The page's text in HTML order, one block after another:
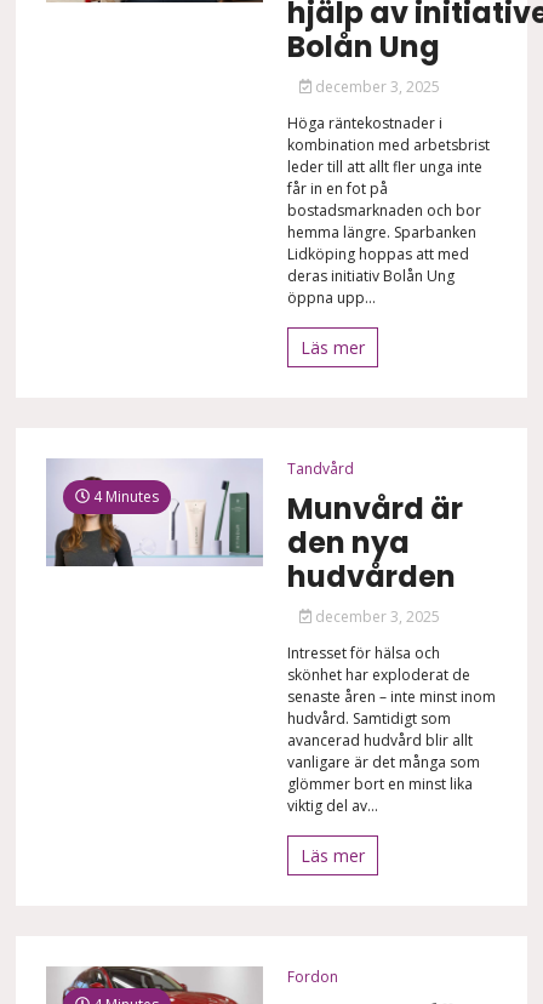
hjälp av
Bolån Ung
december 3, 2025
Höga räntekostnader i
kombination med arbetsbrist
leder till att allt fler unga inte
får in en fot på
bostadsmarknaden och bor
hemma längre. Sparbanken
Lidköping hoppas att med
deras initiativ Bolån Ung
öppna upp...
Läs mer
4 Minutes
Tandvård
Munvård är
den nya
hudvården
december 3, 2025
Intresset för hälsa och
skönhet har exploderat de
senaste åren – inte minst inom
hudvård. Samtidigt som
avancerad hudvård blir allt
vanligare är det många som
glömmer bort en minst lika
viktig del av...
Läs mer
Fordon